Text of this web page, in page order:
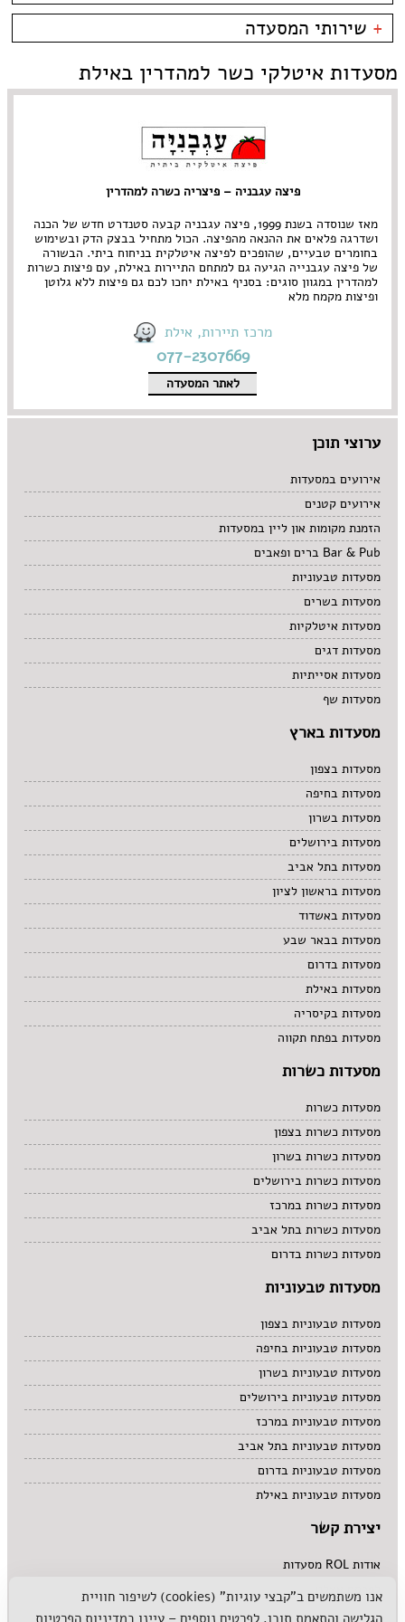
קניון מול הים - טיילת
צמחוני/טבעוני
פירות ים
סושי
אוכל ביתי
בית קפה
טאפאס בר
סיני
כשרות
כשר למהדרין
+ שירותי המסעדה
משלוחים
מסעדות איטלקי כשר למהדרין באילת
פיצה עגבניה – פיצריה כשרה למהדרין
מאז שנוסדה בשנת 1999, פיצה עגבניה קבעה סטנדרט חדש של הכנה
ושדרגה פלאים את ההנאה מהפיצה. הכול מתחיל בבצק הדק ובשימוש
בחומרים טבעיים, שהופכים לפיצה איטלקית בניחוח ביתי. הבשורה
של פיצה עגבנייה הגיעה גם למתחם התיירות באילת, עם פיצות כשרות
למהדרין במגוון סוגים: בסניף באילת יחכו לכם גם פיצות ללא גלוטן
ופיצות מקמח מלא
מרכז תיירות, אילת
077-2307669
לאתר המסעדה
ערוצי תוכן
אירועים במסעדות
אירועים קטנים
הזמנת מקומות און ליין במסעדות
Bar & Pub ברים ופאבים
מסעדות טבעוניות
מסעדות בשרים
מסעדות איטלקיות
מסעדות דגים
מסעדות אסייתיות
מסעדות שף
מסעדות בארץ
מסעדות בצפון
מסעדות בחיפה
מסעדות בשרון
מסעדות בירושלים
מסעדות בתל אביב
מסעדות בראשון לציון
מסעדות באשדוד
מסעדות בבאר שבע
מסעדות בדרום
מסעדות באילת
מסעדות בקיסריה
מסעדות בפתח תקווה
מסעדות כשרות
מסעדות כשרות
מסעדות כשרות בצפון
מסעדות כשרות בשרון
מסעדות כשרות בירושלים
מסעדות כשרות במרכז
מסעדות כשרות בתל אביב
מסעדות כשרות בדרום
מסעדות טבעוניות
מסעדות טבעוניות בצפון
מסעדות טבעוניות בחיפה
מסעדות טבעוניות בשרון
מסעדות טבעוניות בירושלים
מסעדות טבעוניות במרכז
מסעדות טבעוניות בתל אביב
מסעדות טבעוניות בדרום
מסעדות טבעוניות באילת
יצירת קשר
אודות ROL מסעדות
אנו משתמשים ב"קבצי עוגיות" (cookies) לשיפור חוויית
הגלישה והתאמת תוכן. לפרטים נוספים – עיינו במדיניות הפרטיות